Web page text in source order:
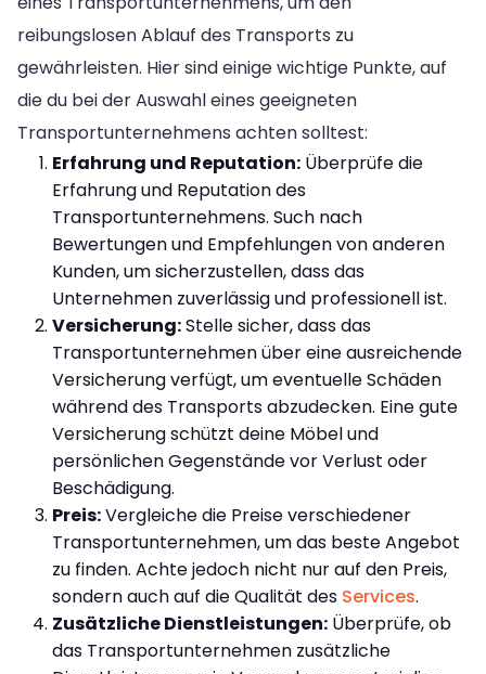
reibungslosen Ablauf des Transports zu
gewährleisten. Hier sind einige wichtige Punkte, auf
die du bei der Auswahl eines geeigneten
Transportunternehmens achten solltest:
Erfahrung und Reputation: Überprüfe die
Erfahrung und Reputation des
Transportunternehmens. Such nach
Bewertungen und Empfehlungen von anderen
Kunden, um sicherzustellen, dass das
Unternehmen zuverlässig und professionell ist.
Versicherung:Stelle sicher, dass das
Transportunternehmen über eine ausreichende
Versicherung verfügt, um eventuelle Schäden
während des Transports abzudecken. Eine gute
Versicherung schützt deine Möbel und
persönlichen Gegenstände vor Verlust oder
Beschädigung.
Preis:Vergleiche die Preise verschiedener
Transportunternehmen, um das beste Angebot
zu finden. Achte jedoch nicht nur auf den Preis,
sondern auch auf die Qualität des Services.
Zusätzliche Dienstleistungen: Überprüfe, ob
das Transportunternehmen zusätzliche